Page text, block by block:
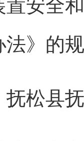
置安全
法》的
抚松县